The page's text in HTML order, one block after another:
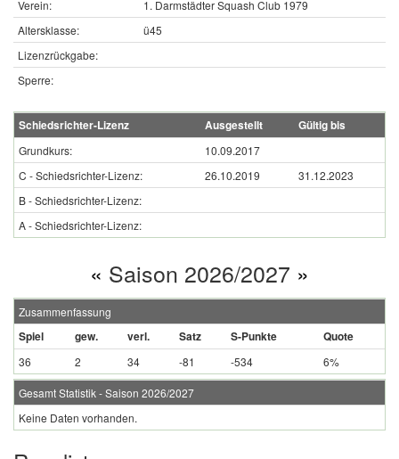
Verein:
1. Darmstädter Squash Club 1979
Altersklasse:
ü45
Lizenzrückgabe:
Sperre:
Schiedsrichter-Lizenz Ausgestellt Gültig bis
Grundkurs:
10.09.2017
C - Schiedsrichter-Lizenz:
26.10.2019
31.12.2023
B - Schiedsrichter-Lizenz:
A - Schiedsrichter-Lizenz:
« Saison 2026/2027 »
Zusammenfassung
Spiel gew. verl. Satz S-Punkte Quote
36 2 34 -81 -534 6%
Gesamt Statistik - Saison 2026/2027
Keine Daten vorhanden.